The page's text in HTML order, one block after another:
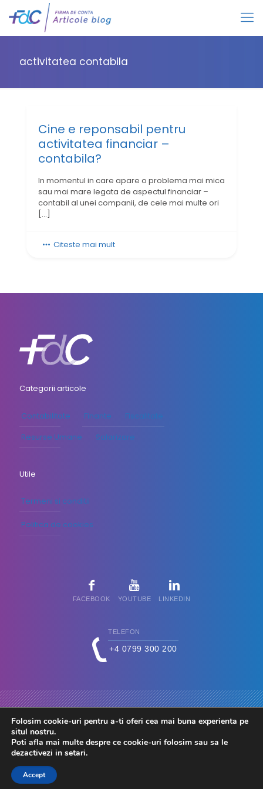
activitatea contabila
Cine e reponsabil pentru
activitatea financiar –
contabila?
In momentul in care apare o problema mai mica
sau mai mare legata de aspectul financiar –
contabil al unei companii, de cele mai multe ori
[…]
Citeste mai mult
Categorii articole
Contabilitate Finante
Fiscalitate
Resurse Umane
Salarizare
Utile
Termeni si conditii
Politica de cookies
FACEBOOK YOUTUBE LINKEDIN
TELEFON
+4 0799 300 200
© 2026 FdC - Firma de Conta. Toate drepturile rezervate.
Folosim cookie-uri pentru a-ti oferi cea mai buna experienta pe
situl nostru.
Poti afla mai multe despre ce cookie-uri folosim sau sa le
dezactivezi in setari.
Accept